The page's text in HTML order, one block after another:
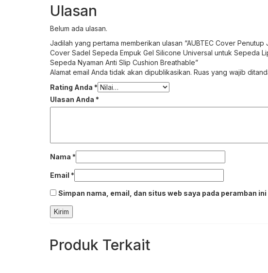
Ulasan
Belum ada ulasan.
Jadilah yang pertama memberikan ulasan “AUBTEC Cover
Cover Sadel Sepeda Empuk Gel Silicone Universal untuk Sepeda
Sepeda Nyaman Anti Slip Cushion Breathable”
Alamat email Anda tidak akan dipublikasikan. Ruas yang wajib
Rating Anda *
Ulasan Anda *
Nama *
Email *
Simpan nama, email, dan situs web saya pada peramban
Produk Terkait